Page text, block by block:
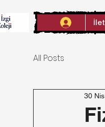
All Posts
30